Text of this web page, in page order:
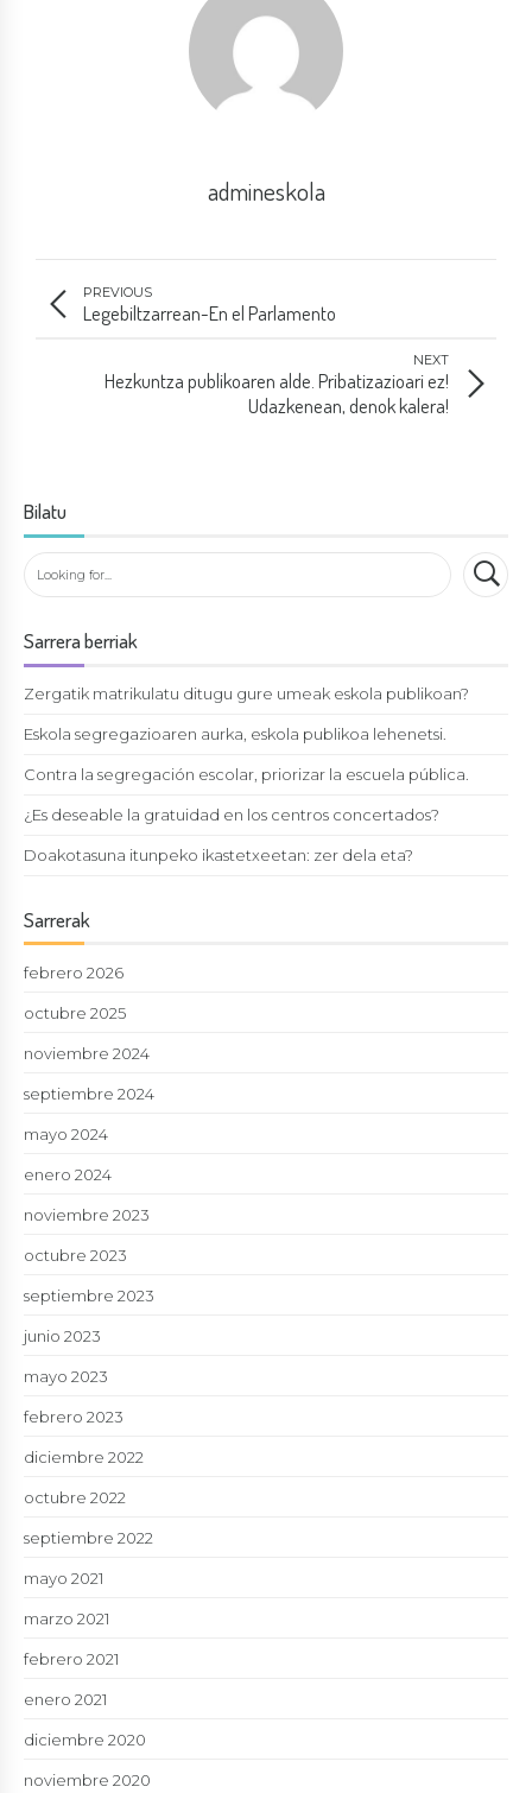
admineskola
PREVIOUS
Legebiltzarrean-En el Parlamento
NEXT
Hezkuntza publikoaren alde. Pribatizazioari ez!
Udazkenean, denok kalera!
Bilatu
Sarrera berriak
Zergatik matrikulatu ditugu gure umeak eskola publikoan?
Eskola segregazioaren aurka, eskola publikoa lehenetsi.
Contra la segregación escolar, priorizar la escuela pública.
¿Es deseable la gratuidad en los centros concertados?
Doakotasuna itunpeko ikastetxeetan: zer dela eta?
Sarrerak
febrero 2026
octubre 2025
noviembre 2024
septiembre 2024
mayo 2024
enero 2024
noviembre 2023
octubre 2023
septiembre 2023
junio 2023
mayo 2023
febrero 2023
diciembre 2022
octubre 2022
septiembre 2022
mayo 2021
marzo 2021
febrero 2021
enero 2021
diciembre 2020
noviembre 2020